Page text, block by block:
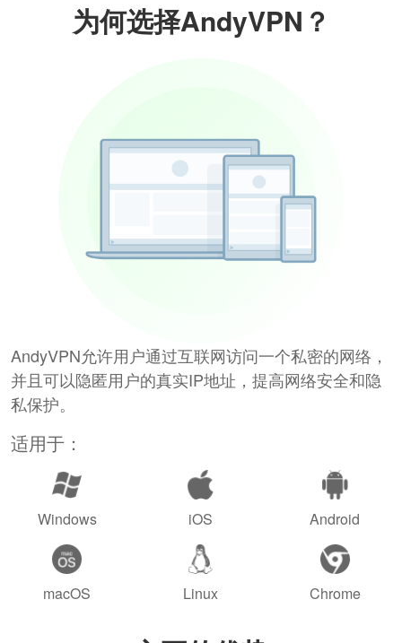
为何选择AndyVPN？
AndyVPN允许用户通过互联网访问一个私密的网络，
并且可以隐匿用户的真实IP地址，提高网络安全和隐
私保护。
适用于：
Windows iOS Android
macOS Linux Chrome